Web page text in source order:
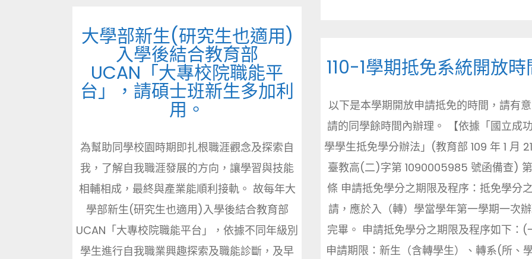
大學部新生(研究生也適用)
入學後結合教育部
UCAN「大專校院職能平
台」，請碩士班新生多加利
用。
為幫助同學校園時期即扎根職涯觀念及探索自
我，了解自我職涯發展的方向，讓學習與技能
相輔相成，最終與產業能順利接軌。 故每年大
學部新生(研究生也適用)入學後結合教育部
UCAN「大專校院職能平台」，依據不同年級別
學生進行自我職業興趣探索及職能診斷，及早
110-1學期抵免系統開放時
以下是本學期開放申請抵免的時間，請有
請的同學餘時間內辦理。 【依據「國立成
學學生抵免學分辦法」(教育部 109 年 1 月
臺教高(二)字第 1090005985 號函備查)
條 申請抵免學分之期限及程序：抵免學分
請，應於入（轉）學當學年第一學期一次
完畢。 申請抵免學分之期限及程序如下：(
申請期限：新生（含轉學生）、轉系(所、